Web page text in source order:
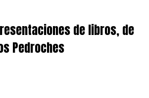
de libros, de
Pedroches